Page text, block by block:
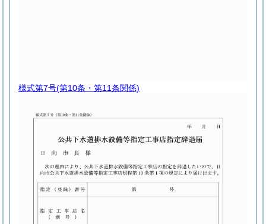
様式第7号(第10条・第11条関係)